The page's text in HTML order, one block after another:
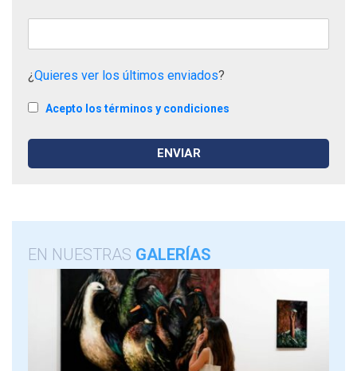
¿Quieres ver los últimos enviados?
Acepto los términos y condiciones
EN NUESTRAS GALERÍAS